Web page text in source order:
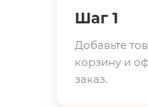
Шаг 1
Добавьте
корзину и
заказ.